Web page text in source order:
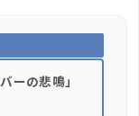
ーの悲鳴」